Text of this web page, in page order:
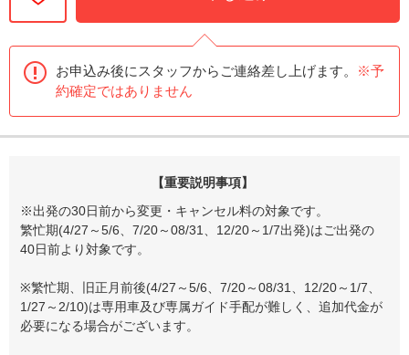
お申込み後にスタッフからご連絡差し上げます。
※予
約確定ではありません
【重要説明事項】
※出発の30日前から変更・キャンセル料の対象です。
繁忙期(4/27～5/6、7/20～08/31、12/20～1/7出発)はご出発の
40日前より対象です。
※繁忙期、旧正月前後(4/27～5/6、7/20～08/31、12/20～1/7、
1/27～2/10)は専用車及び専属ガイド手配が難しく、追加代金が
必要になる場合がございます。